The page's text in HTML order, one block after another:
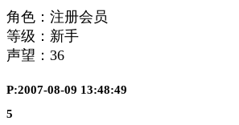
角色：注册会员
等级：新手
声望： 36
P:2007-08-09 13:48:49
5